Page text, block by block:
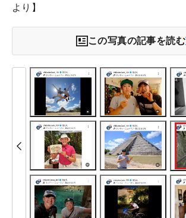
より】
この写真の記事を読む